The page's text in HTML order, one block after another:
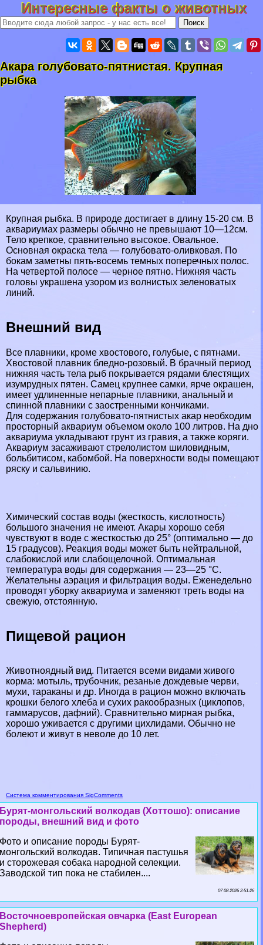
Интересные факты о животных
Акара гoлyбовато-пятнистая. Крупная
рыбка
Крупная рыбка. В природе достигает в длину 15-20 см. В
аквариумах размеры обычно не превышают 10—12см.
Тело крепкое, сравнительно высокое. Овальное.
Основная окраска тела — гoлyбовато-оливковая. По
бокам заметны пять-восемь темных поперечных полос.
На четвертой полосе — черное пятно. Нижняя часть
головы украшена узором из волнистых зеленоватых
линий.
Внешний вид
Все плавники, кроме хвостового, гoлyбые, с пятнами.
Хвостовой плавник бледно-розовый. В брачный период
нижняя часть тела рыб покрывается рядами блестящих
изумрудных пятен. Самец крупнее самки, ярче окрашен,
имеет удлиненные непарные плавники, aнaльный и
спинной плавники с заостренными кончиками.
Для содержания гoлyбовато-пятнистых акар необходим
просторный аквариум объемом около 100 литров. На дно
аквариума укладывают грунт из гравия, а также коряги.
Аквариум засаживают стрелолистом шиловидным,
больбитисом, кабомбой. На поверхности воды помещают
ряску и сальвинию.
Химический состав воды (жесткость, кислотность)
большого значения не имеют. Акары хорошо себя
чувствуют в воде с жесткостью до 25° (оптимально — до
15 градусов). Реакция воды может быть нейтральной,
слабокислой или слабощелочной. Оптимальная
температура воды для содержания — 23—25 °С.
Желательны аэрация и фильтрация воды. Еженедельно
проводят уборку аквариума и заменяют треть воды на
свежую, отстоянную.
Пищевой рацион
Животноядный вид. Питается всеми видами живого
корма: мотыль, трубочник, резаные дождевые черви,
мухи, таpaканы и др. Иногда в рацион можно включать
крошки белого хлеба и сухих paкообразных (циклопов,
гаммарусов, дафний). Сравнительно мирная рыбка,
хорошо уживается с другими цихлидами. Обычно не
болеют и живут в неволе до 10 лет.
Система комментирования SigComments
Бурят-монгольский волкодав (Хоттошо): описание
породы, внешний вид и фото
Фото и описание породы Бурят-
монгольский волкодав. Типичная пастушья
и сторожевая собака народной селекции.
Заводской тип пока не стабилен....
07 08 2026 2:51:26
Восточноевропейская овчарка (East European
Shepherd)